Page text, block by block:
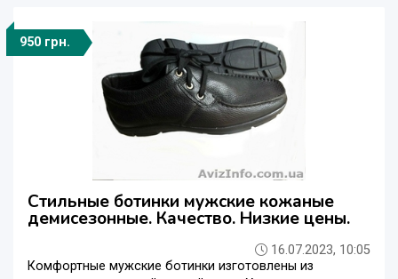
950 грн.
Стильные ботинки мужские кожаные
демисезонные. Качество. Низкие цены.
16.07.2023, 10:05
Комфортные мужские ботинки изготовлены из